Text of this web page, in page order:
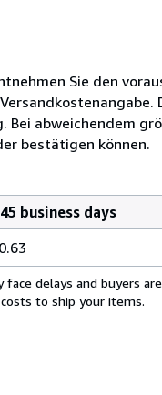
Sie den
Bei abweichendem
bestätigen können.
business days
delays and buyers
to ship your items.